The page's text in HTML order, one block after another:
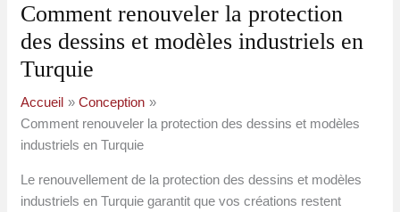
Comment renouveler la protection
des dessins et modèles industriels en
Turquie
Accueil
Conception
Comment renouveler la protection des dessins et modèles
industriels en Turquie
Le renouvellement de la protection des dessins et modèles
industriels en Turquie garantit que vos créations restent